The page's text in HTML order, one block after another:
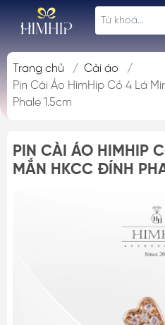
Trang chủ / Cài áo
/
Pin Cài Áo HimHip Cỏ 4 Lá
Phale 1.5cm
PIN CÀI ÁO HIMHIP
MẮN HKCC ĐÍNH